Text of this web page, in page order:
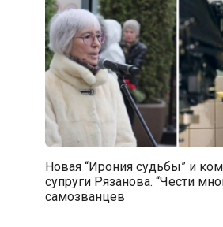
Новая “Ирония судьбы” и
супруги Рязанова. “Чести
самозванцев